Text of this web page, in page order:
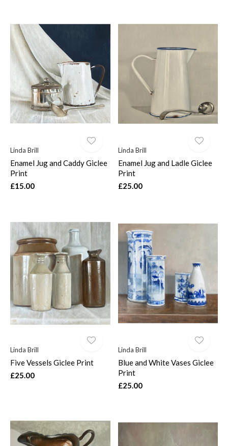
Linda Brill
Enamel Jug and Caddy Giclee
Print
£15.00
Linda Brill
Enamel Jug and Ladle Giclee
Print
£25.00
Linda Brill
Five Vessels Giclee Print
£25.00
Linda Brill
Blue and White Vases Giclee
Print
£25.00